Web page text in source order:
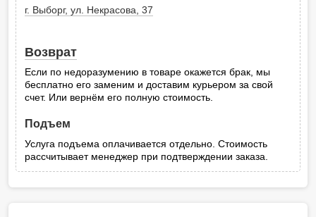
г. Выборг, ул. Некрасова, 37
Возврат
Если по недоразумению в товаре окажется брак, мы
бесплатно его заменим и доставим курьером за свой
счет. Или вернём его полную стоимость.
Подъем
Услуга подъема оплачивается отдельно. Стоимость
рассчитывает менеджер при подтверждении заказа.